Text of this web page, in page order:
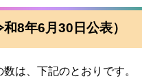
8年6月30日公表）
は、下記のとおりです。